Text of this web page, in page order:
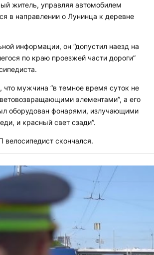
житель, управляя автомобилем
в направлении о Лунинца к деревне
информации, он “допустил наезд на
по краю проезжей части дороги”
что мужчина “в темное время суток не
элементами”, а его
оборудован фонарями, излучающими
и красный свет сзади”.
велосипедист скончался.